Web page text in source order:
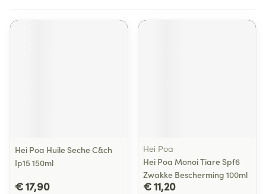
Hei Poa Huile Seche C&ch
Ip15 150ml
€ 17,90
Hei Poa
Hei Poa Monoi Tiare Spf6
Zwakke Bescherming 100ml
€ 11,20